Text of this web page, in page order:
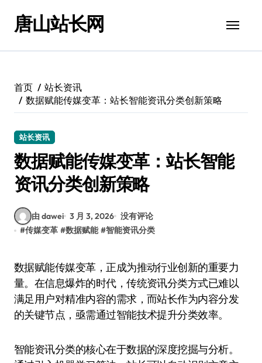
唐山站长网
首页
站长资讯
数据赋能传媒变革：站长智能资讯分类创新策略
站长资讯
数据赋能传媒变革：站长智能
资讯分类创新策略
由 dawei 3 月 3, 2026 没有评论
#传媒变革 #数据赋能 #智能资讯分类
数据赋能传媒变革，正成为推动行业创新的重要力
量。在信息爆炸的时代，传统资讯分类方式已难以
满足用户对精准内容的需求，而站长作为内容分发
的关键节点，亟需通过智能技术提升分类效率。
智能资讯分类的核心在于数据的深度挖掘与分析。